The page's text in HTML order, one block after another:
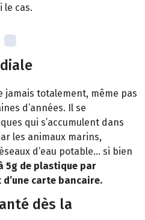
le cas.
jamais totalement, même pas
d’années. Il se
qui s’accumulent dans
les animaux marins,
d’eau potable… si bien
5g de plastique par
carte bancaire.
dès la